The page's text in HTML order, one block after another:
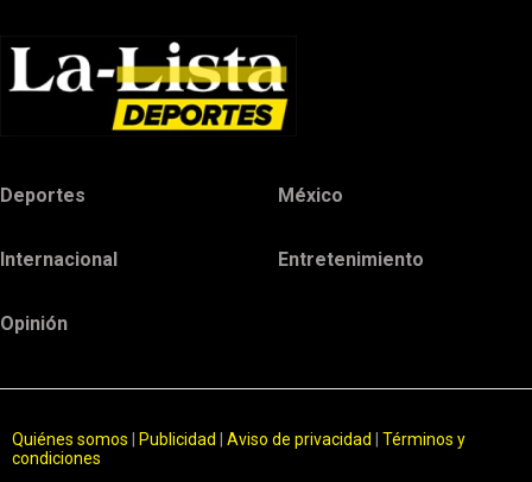
Deportes México
Internacional Entretenimiento
Opinión
Quiénes somos Publicidad Aviso de privacidad
Términos y
condiciones